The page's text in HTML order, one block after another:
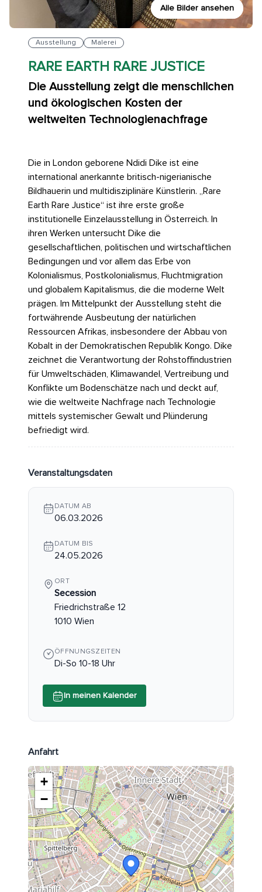
Alle Bilder ansehen
Ausstellung Malerei
RARE EARTH RARE JUSTICE
Die Ausstellung zeigt die menschlichen
und ökologischen Kosten der
weltweiten Technologienachfrage
Die in London geborene Ndidi Dike ist eine
international anerkannte britisch-nigerianische
Bildhauerin und multidisziplinäre Künstlerin.
Rare
Earth Rare Justice“ ist ihre erste große
institutionelle Einzelausstellung in Österreich. In
ihren Werken untersucht Dike die
gesellschaftlichen, politischen und wirtschaftlichen
Bedingungen und vor allem das Erbe von
Kolonialismus, Postkolonialismus, Fluchtmigration
und globalem Kapitalismus, die die moderne Welt
prägen. Im Mittelpunkt der Ausstellung steht die
fortwährende Ausbeutung der natürlichen
Ressourcen Afrikas, insbesondere der Abbau von
Kobalt in der Demokratischen Republik Kongo. Dike
zeichnet die Verantwortung der Rohstoffindustrien
für Umweltschäden, Klimawandel, Vertreibung und
Konflikte um Bodenschätze nach und deckt auf,
wie die weltweite Nachfrage nach Technologie
mittels systemischer Gewalt und Plünderung
befriedigt wird.
Veranstaltungsdaten
DATUM AB
06.03.2026
DATUM BIS
24.05.2026
ORT
Secession
Friedrichstraße 12
1010 Wien
ÖFFNUNGSZEITEN
Di-So 10-18 Uhr
In meinen Kalender
Anfahrt
+
−